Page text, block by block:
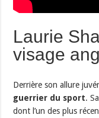
Laurie
visage
Derrière son allure
guerrier du sport.
dont l’un des plus